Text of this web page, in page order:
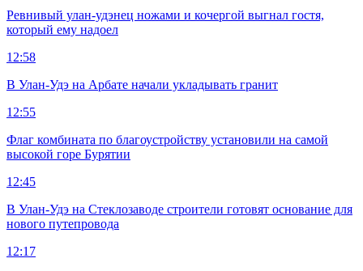
Ревнивый улан-удэнец ножами и кочергой выгнал гостя,
который ему надоел
12:58
В Улан-Удэ на Арбате начали укладывать гранит
12:55
Флаг комбината по благоустройству установили на самой
высокой горе Бурятии
12:45
В Улан-Удэ на Стеклозаводе строители готовят основание для
нового путепровода
12:17